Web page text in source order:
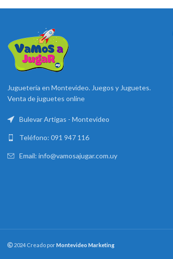
Juguetería en Montevideo. Juegos y Juguetes.
Venta de juguetes online
Bulevar Artigas - Montevideo
Teléfono: 091 947 116
Email: info@vamosajugar.com.uy
2024 Creado porMontevideo Marketing